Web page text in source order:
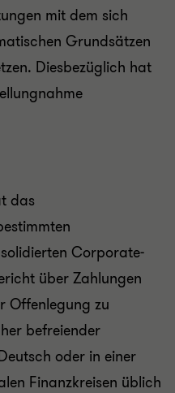
mit dem sich
Grundsätzen
Diesbezüglich hat
das
Corporate-
über Zahlungen
Offenlegung zu
befreiender
oder in einer
Finanzkreisen üblich